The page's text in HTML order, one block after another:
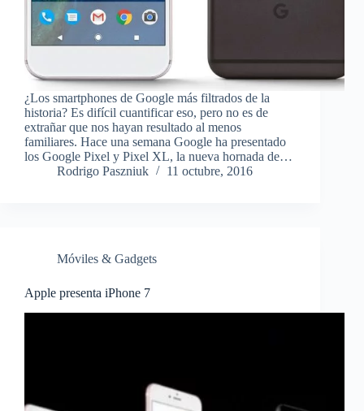
¿Los smartphones de Google más filtrados de la
historia? Es difícil cuantificar eso, pero no es de
extrañar que nos hayan resultado al menos
familiares. Hace una semana Google ha presentado
los Google Pixel y Pixel XL, la nueva hornada de…
Rodrigo Paszniuk
11 octubre, 2016
Móviles & Gadgets
Apple presenta iPhone 7